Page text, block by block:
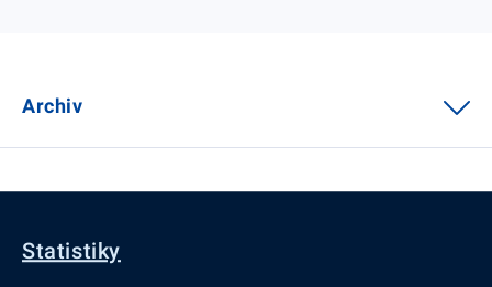
Archiv
Statistiky